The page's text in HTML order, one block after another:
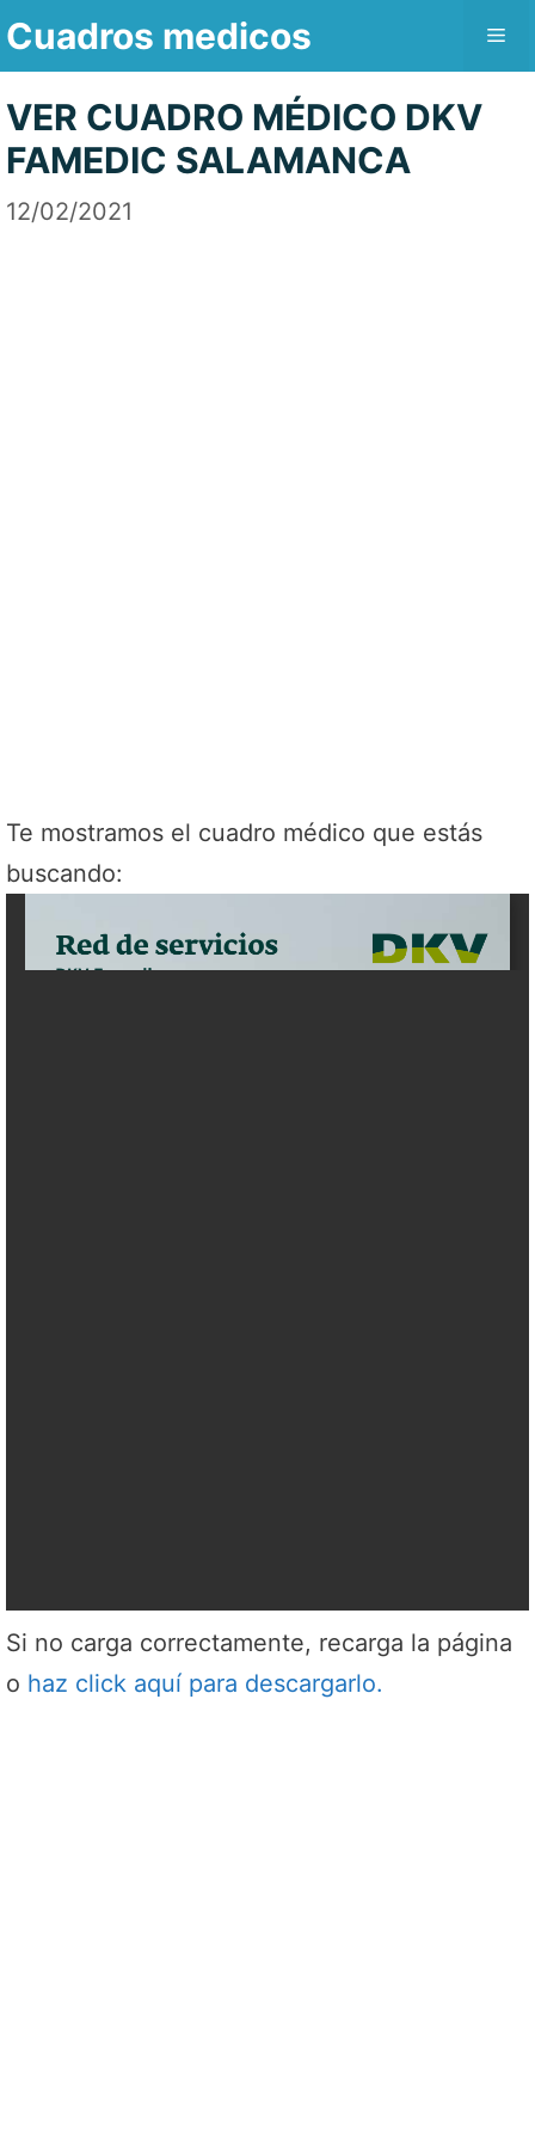
Saltar
contenido
Cuadros medicos
VER CUADRO MÉDICO DKV
FAMEDIC SALAMANCA
12/02/2021
Te mostramos el cuadro médico que estás
buscando:
Si no carga correctamente, recarga la página
o haz click aquí para descargarlo.